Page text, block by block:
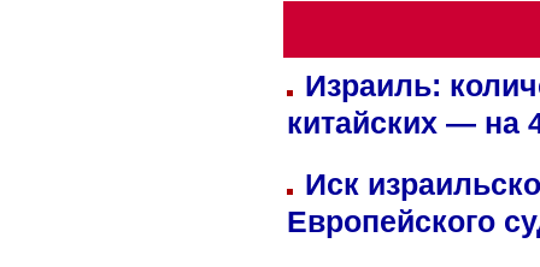
Израиль:
китайских — на
Иск
Европейского